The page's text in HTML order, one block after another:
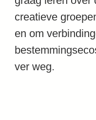
creatieve
en om
ver weg.